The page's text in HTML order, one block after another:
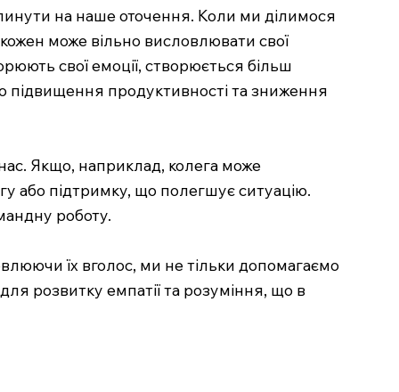
на наше оточення. Коли ми ділимося
може вільно висловлювати свої
свої емоції, створюється більш
продуктивності та зниження
Якщо, наприклад, колега може
або підтримку, що полегшує ситуацію.
роботу.
їх вголос, ми не тільки допомагаємо
розвитку емпатії та розуміння, що в